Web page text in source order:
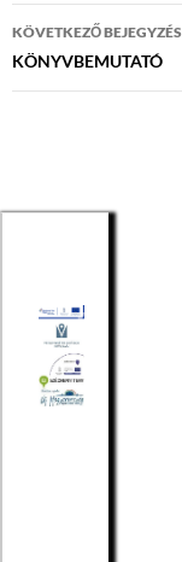
KÖVETKEZŐ BEJEGYZÉS
KÖNYVBEMUTATÓ